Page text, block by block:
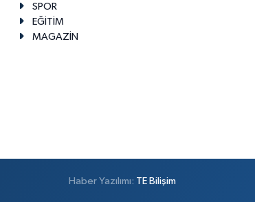
SPOR
EĞİTİM
MAGAZİN
Haber Yazılımı: TE Bilişim